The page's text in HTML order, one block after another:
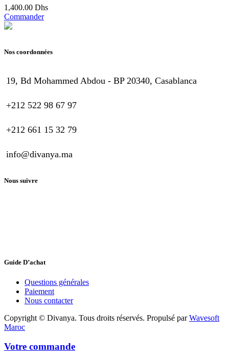
1,400.00 Dhs
Commander
Nos coordonnées
19, Bd Mohammed Abdou - BP 20340, Casablanca
+212 522 98 67 97
+212 661 15 32 79
info@divanya.ma
Nous suivre
Guide D’achat
Questions générales
Paiement
Nous contacter
Copyright © Divanya. Tous droits réservés. Propulsé parWavesoft
Maroc
Votre commande